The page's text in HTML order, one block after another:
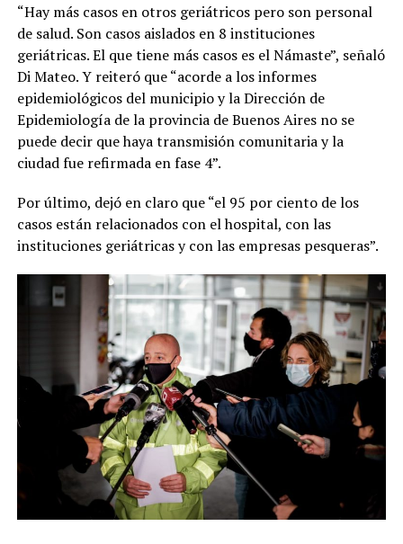
“Hay más casos en otros geriátricos pero son personal
de salud. Son casos aislados en 8 instituciones
geriátricas. El que tiene más casos es el Námaste”, señaló
Di Mateo. Y reiteró que “acorde a los informes
epidemiológicos del municipio y la Dirección de
Epidemiología de la provincia de Buenos Aires no se
puede decir que haya transmisión comunitaria y la
ciudad fue refirmada en fase 4”.
Por último, dejó en claro que “el 95 por ciento de los
casos están relacionados con el hospital, con las
instituciones geriátricas y con las empresas pesqueras”.